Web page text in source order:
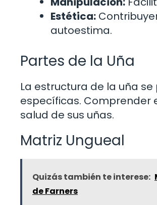
Estética:
autoestima.
Partes de la Uña
La estructura de la uña
específicas. Comprender
salud de sus uñas.
Matriz Ungueal
Quizás también te interese:
de Farners